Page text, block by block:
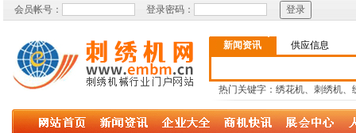
会员帐号： 登录密码：
新闻资讯 供应信息
热门关键字：绣花机、刺绣机、